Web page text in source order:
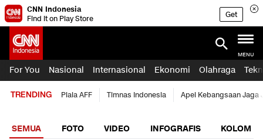
CNN Indonesia
Find it on Play Store
Get
MENU
For You Nasional Internasional Ekonomi Olahraga
TRENDING Piala AFF Timnas Indonesia Apel Kebangsaan Jaga
SEMUA FOTO VIDEO INFOGRAFIS KOLOM